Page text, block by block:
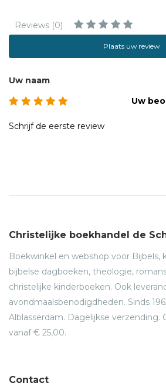
verbeteren van hun
boeken over verkoopgesprekken en
Reviews (0)
Plaats uw review
Uw naam
Uw
Schrijf de eerste review
Christelijke boekhandel de
Boekwinkel en webshop voor Bijbels,
bijbelse dagboeken, theologie,
christelijke kinderboeken. Ook
avondmaalsbenodigdheden. Sinds
Alblasserdam. Dagelijkse verzending.
vanaf € 25,00.
Contact